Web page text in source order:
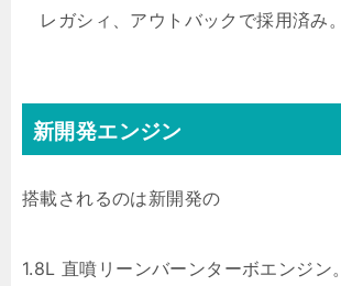
レガシィ、アウトバックで採用済み。
新開発エンジン
搭載されるのは新開発の
1.8L 直噴リーンバーンターボエンジン。